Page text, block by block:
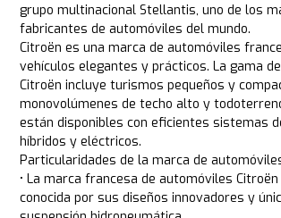
grupo multinacional Stellantis, uno de los
fabricantes de automóviles del mundo.
Citroën es una marca de automóviles
vehículos elegantes y prácticos. La gama
Citroën incluye turismos pequeños y
monovolúmenes de techo alto y
están disponibles con eficientes sistemas
híbridos y eléctricos.
Particularidades de la marca de
• La marca francesa de automóviles
conocida por sus diseños innovadores y